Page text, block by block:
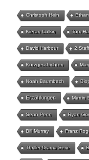
Christoph Hein
Kieran Culkin Tom
David Harbour
Kurzgeschichten
Noah Baumbach
Erzählungen Martin
Sean Penn Ryan
Bill Murray Franz
Thriller-Drama Serie